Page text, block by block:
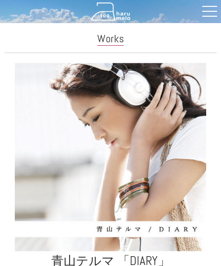
Works
青山テルマ 「DIARY」